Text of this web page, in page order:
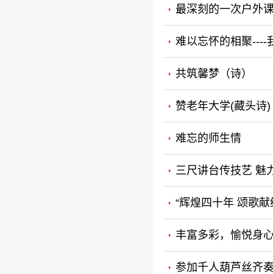
最深刻的一次户外
难以忘怀的相聚----
共筑馨梦（诗）
赞老年大学(藏头诗)
难忘的师生情
三尺讲台传技艺
“辉煌四十年 颂歌
丰富多彩，愉悦身
参加千人葫芦丝齐